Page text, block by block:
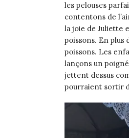
les pelouses
contentons de
la joie de Juliette
poissons. En plus
poissons. Les
lançons un
jettent dessus
pourraient sortir